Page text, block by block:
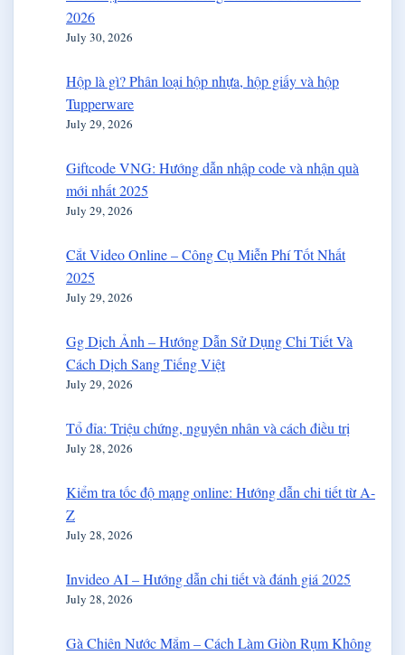
2026
July 30, 2026
Hộp là gì? Phân loại hộp nhựa, hộp giấy và hộp
Tupperware
July 29, 2026
Giftcode VNG: Hướng dẫn nhập code và nhận quà
mới nhất 2025
July 29, 2026
Cắt Video Online – Công Cụ Miễn Phí Tốt Nhất
2025
July 29, 2026
Gg Dịch Ảnh – Hướng Dẫn Sử Dụng Chi Tiết Và
Cách Dịch Sang Tiếng Việt
July 29, 2026
Tổ đỉa: Triệu chứng, nguyên nhân và cách điều trị
July 28, 2026
Kiểm tra tốc độ mạng online: Hướng dẫn chi tiết từ A-
Z
July 28, 2026
Invideo AI – Hướng dẫn chi tiết và đánh giá 2025
July 28, 2026
Gà Chiên Nước Mắm – Cách Làm Giòn Rụm Không